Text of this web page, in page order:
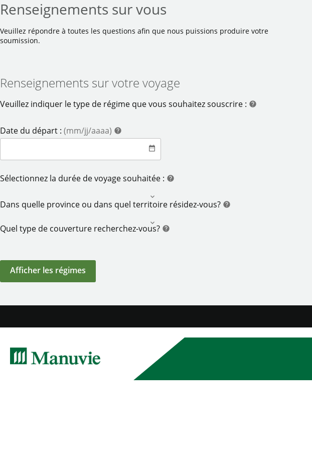
Renseignements sur vous
Veuillez répondre à toutes les questions afin que nous puissions produire votre
soumission.
Renseignements sur votre voyage
Veuillez indiquer le type de régime que vous souhaitez souscrire : help
Date du départ : (mm/jj/aaaa) help
date_range
Sélectionnez la durée de voyage souhaitée : help
Dans quelle province ou dans quel territoire résidez-vous? help
Quel type de couverture recherchez-vous? help
Afficher les régimes